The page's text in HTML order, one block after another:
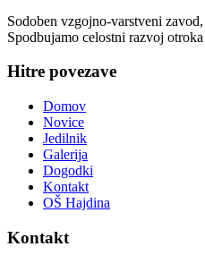
Sodoben vzgojno-varstveni
Spodbujamo celostni razvoj
Hitre povezave
Domov
Novice
Jedilnik
Galerija
Dogodki
Kontakt
OŠ Hajdina
Kontakt